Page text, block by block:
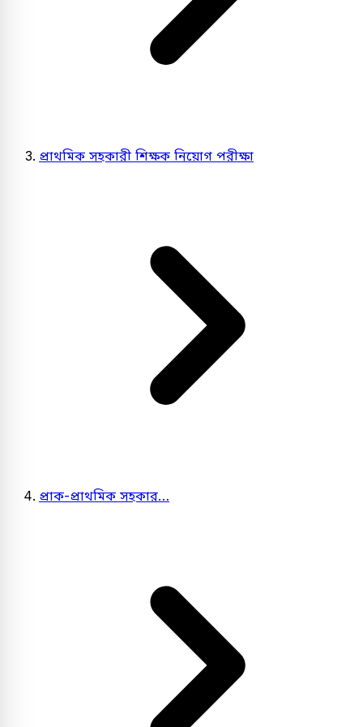
প্রাথমিক সহকারী শিক্ষক নিয়োগ পরীক্ষা
প্রাক-প্রাথমিক সহকার…